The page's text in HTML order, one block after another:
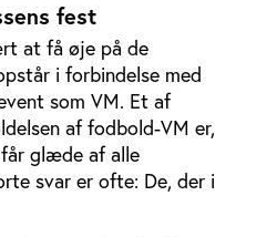
fest
at få øje på de
i forbindelse med
som VM. Et af
af fodbold-VM er,
glæde af alle
svar er ofte: De, der i